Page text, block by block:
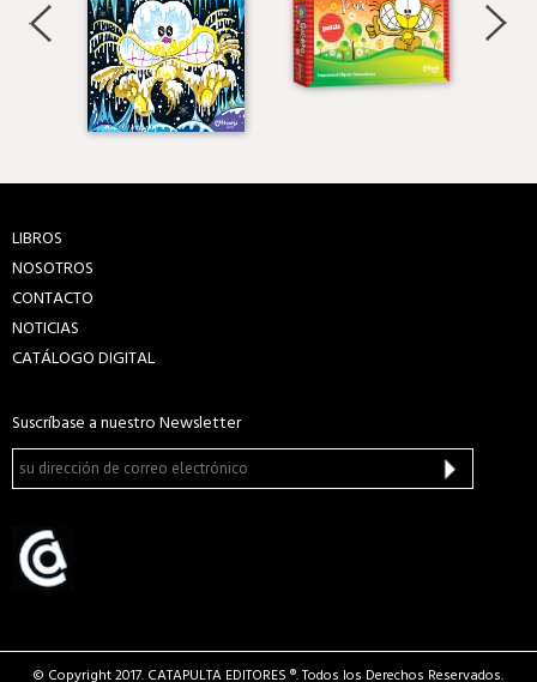
LIBROS
NOSOTROS
CONTACTO
NOTICIAS
CATÁLOGO DIGITAL
Suscríbase a nuestro Newsletter
© Copyright 2017. CATAPULTA EDITORES ®. Todos los Derechos Reservados.